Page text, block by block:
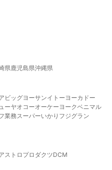
県鹿児島県沖縄県
ビッグヨーサンイトーヨーカドー
ーヤオコーオーケー ヨークベニマル
業務スーパーいかり フジグラン
ストロプロダクツDCM